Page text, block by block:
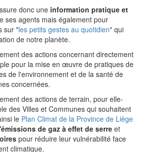
donc une information pratique et
ses agents mais également pour
sur "les petits gestes au quotidien" qui
de notre planète.
des actions concernant directement
pour la mise en œuvre de pratiques de
de l'environnement et de la santé de
concernées.
des actions de terrain, pour elle-
des Villes et Communes qui souhaitent
le Plan Climat de la Province de Liège
de gaz à effet de serre et
pour réduire leur vulnérabilité face
climatique.